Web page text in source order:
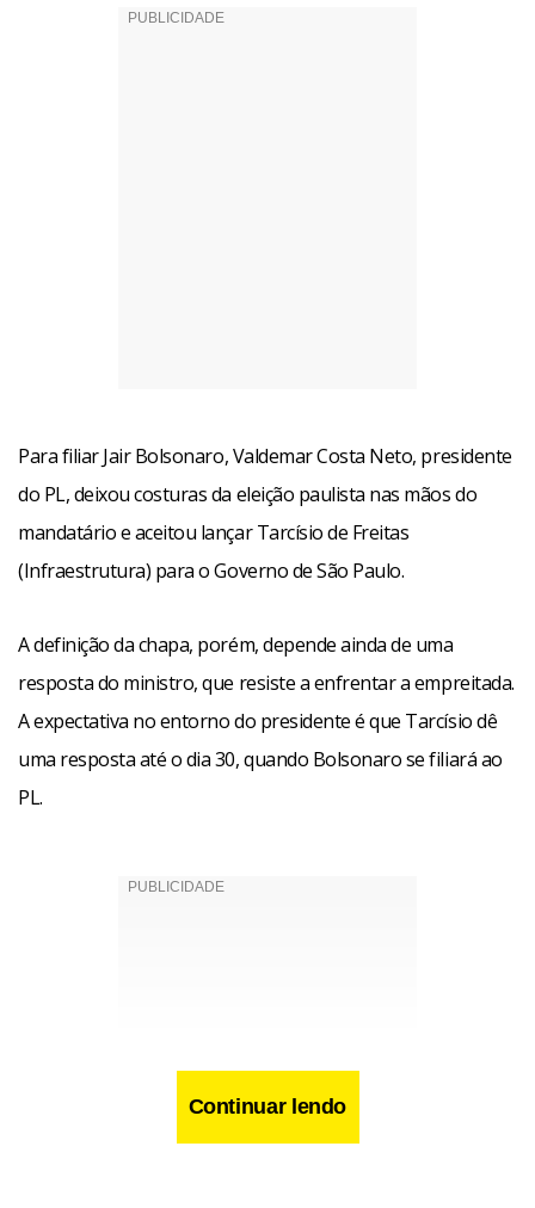
Para filiar Jair Bolsonaro, Valdemar Costa Neto, presidente
do PL, deixou costuras da eleição paulista nas mãos do
mandatário e aceitou lançar Tarcísio de Freitas
(Infraestrutura) para o Governo de São Paulo.
A definição da chapa, porém, depende ainda de uma
resposta do ministro, que resiste a enfrentar a empreitada.
A expectativa no entorno do presidente é que Tarcísio dê
uma resposta até o dia 30, quando Bolsonaro se filiará ao
PL.
Continuar lendo